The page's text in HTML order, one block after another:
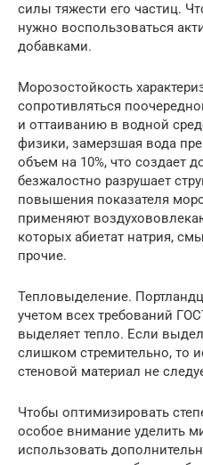
силы тяжести его частиц.
нужно воспользоваться
добавками.
Морозостойкость
сопротивляться
и оттаиванию в водной
физики, замерзшая вода
объем на 10%, что создает
безжалостно разрушает
повышения показателя
применяют
которых абиетат натрия,
прочие.
Тепловыделение.
учетом всех требований
выделяет тепло. Если
слишком стремительно, то
стеновой материал не
Чтобы оптимизировать
особое внимание уделить
использовать